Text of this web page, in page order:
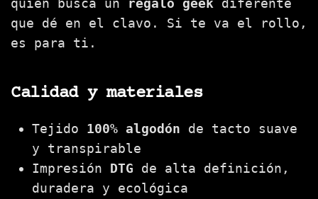
que dé en el clavo. Si te va el rollo,
es para ti.
Calidad y materiales
Tejido 100% algodón de tacto suave
y transpirable
Impresión DTG de alta definición,
duradera y ecológica